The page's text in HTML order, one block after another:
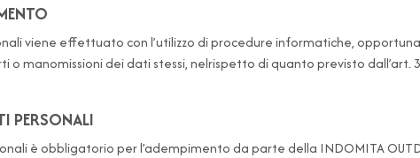
viene effettuato con l’utilizzo di procedure informatiche,
o manomissioni dei dati stessi, nelrispetto di quanto previsto
PERSONALI
è obbligatorio per l’adempimento da parte della INDOMITA